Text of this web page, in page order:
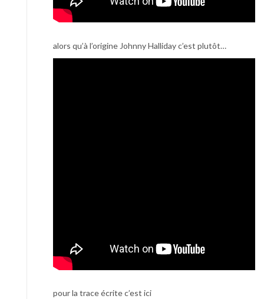
alors qu’à l’origine Johnny Halliday c’est plutôt…
pour la trace écrite c’est ici